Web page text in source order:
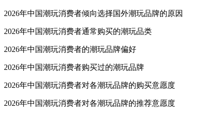
2026年中国潮玩消费者倾向选择国外潮玩品牌的原因
2026年中国潮玩消费者通常购买的潮玩品类
2026年中国潮玩消费者的潮玩品牌偏好
2026年中国潮玩消费者购买过的潮玩品牌
2026年中国潮玩消费者对各潮玩品牌的购买意愿度
2026年中国潮玩消费者对各潮玩品牌的推荐意愿度